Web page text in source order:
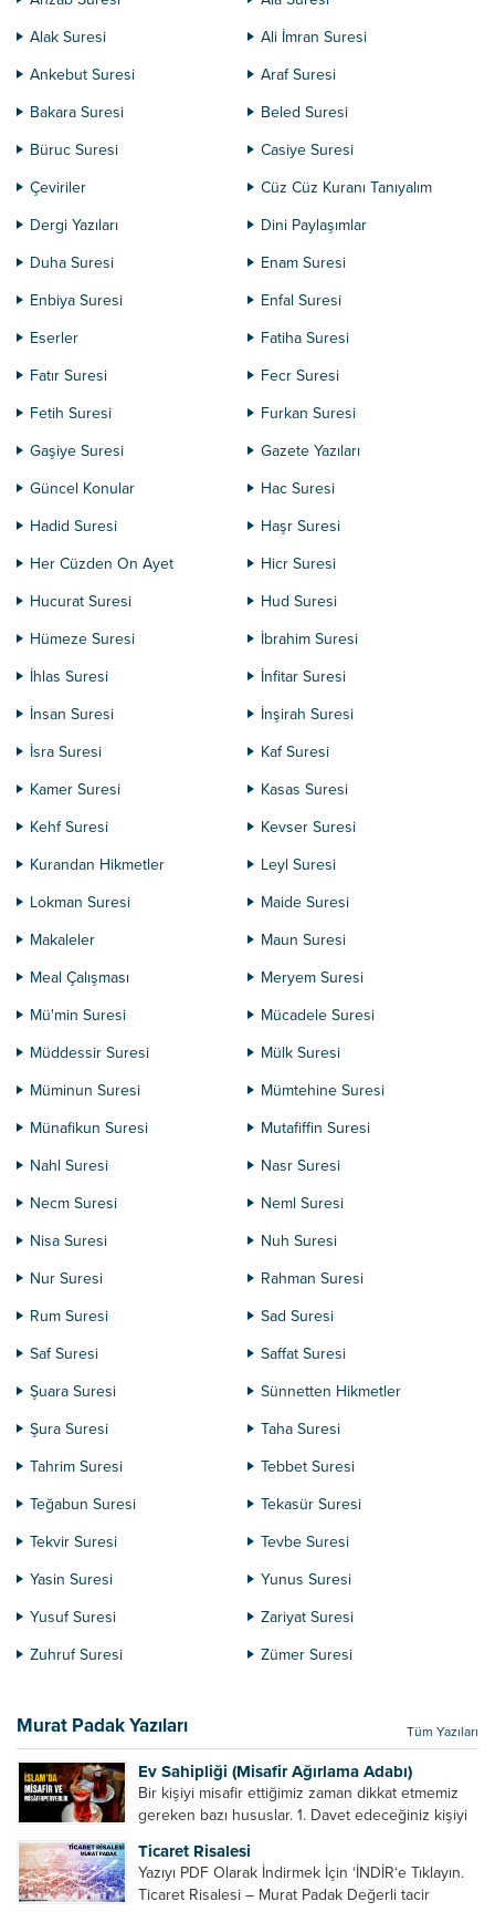
Alak Suresi
Ali İmran Suresi
Ankebut Suresi
Araf Suresi
Bakara Suresi
Beled Suresi
Büruc Suresi
Casiye Suresi
Çeviriler
Cüz Cüz Kuranı Tanıyalım
Dergi Yazıları
Dini Paylaşımlar
Duha Suresi
Enam Suresi
Enbiya Suresi
Enfal Suresi
Eserler
Fatiha Suresi
Fatır Suresi
Fecr Suresi
Fetih Suresi
Furkan Suresi
Gaşiye Suresi
Gazete Yazıları
Güncel Konular
Hac Suresi
Hadid Suresi
Haşr Suresi
Her Cüzden On Ayet
Hicr Suresi
Hucurat Suresi
Hud Suresi
Hümeze Suresi
İbrahim Suresi
İhlas Suresi
İnfitar Suresi
İnsan Suresi
İnşirah Suresi
İsra Suresi
Kaf Suresi
Kamer Suresi
Kasas Suresi
Kehf Suresi
Kevser Suresi
Kurandan Hikmetler
Leyl Suresi
Lokman Suresi
Maide Suresi
Makaleler
Maun Suresi
Meal Çalışması
Meryem Suresi
Mü'min Suresi
Mücadele Suresi
Müddessir Suresi
Mülk Suresi
Müminun Suresi
Mümtehine Suresi
Münafikun Suresi
Mutafiffin Suresi
Nahl Suresi
Nasr Suresi
Necm Suresi
Neml Suresi
Nisa Suresi
Nuh Suresi
Nur Suresi
Rahman Suresi
Rum Suresi
Sad Suresi
Saf Suresi
Saffat Suresi
Şuara Suresi
Sünnetten Hikmetler
Şura Suresi
Taha Suresi
Tahrim Suresi
Tebbet Suresi
Teğabun Suresi
Tekasür Suresi
Tekvir Suresi
Tevbe Suresi
Yasin Suresi
Yunus Suresi
Yusuf Suresi
Zariyat Suresi
Zuhruf Suresi
Zümer Suresi
Murat Padak Yazıları Tüm Yazıları
Ev Sahipliği (Misafir Ağırlama Adabı)
Bir kişiyi misafir ettiğimiz zaman dikkat etmemiz
gereken bazı hususlar. 1. Davet edeceğiniz kişiyi
önce, bir hafta önce veya gün içinde davet edin....
Ticaret Risalesi
Yazıyı PDF Olarak İndirmek İçin ‘İNDİR‘e Tıklayın.
Ticaret Risalesi – Murat Padak Değerli tacir